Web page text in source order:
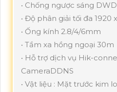
• Chống ngược sáng
• Độ phân giải tối đa 1920
• Ống kính 2.8/4/6mm
• Tầm xa hồng ngoại 30m
• Hỗ trợ dịch vụ Hik-
CameraDDNS
• Vật liệu : Mặt trước kim